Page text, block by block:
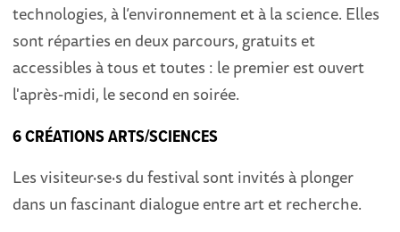
technologies, à l’environnement et à la science. Elles
sont réparties en deux parcours, gratuits et
accessibles à tous et toutes : le premier est ouvert
l'après-midi, le second en soirée.
6 CRÉATIONS ARTS/SCIENCES
Les visiteur·se·s du festival sont invités à plonger
dans un fascinant dialogue entre art et recherche.